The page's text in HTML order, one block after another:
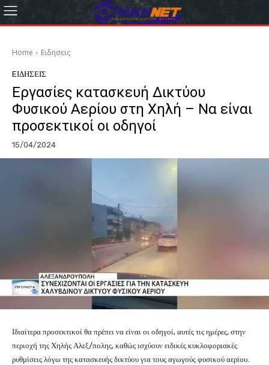
Home Eιδησεις
EΙΔΗΣΕΙΣ
Εργασίες κατασκευή Δικτύου
Φυσικού Αερίου στη Χηλή – Να είναι
προσεκτικοί οι οδηγοί
15/04/2024
Ιδιαίτερα προσεκτικοί θα πρέπει να είναι οι οδηγοί, αυτές τις ημέρες, στην
περιοχή της Χηλής Αλεξ/πολης, καθώς ισχύουν ειδικές κυκλοφοριακές
ρυθμίσεις λόγω της κατασκευής δικτύου για τους αγωγούς φυσικού αερίου.